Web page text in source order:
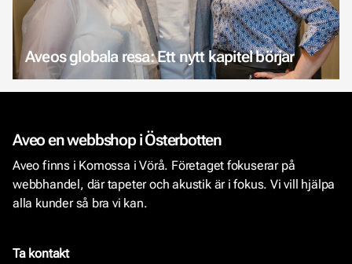
Aveos globala resa: Ett nytt kapitel börjar
Aveo en webbshop i Österbotten
Aveo finns i Komossa i Vörå. Företaget fokuserar på
webbhandel, där tapeter och akustik är i fokus. Vi vill hjälpa
alla kunder så bra vi kan.
Ta kontakt